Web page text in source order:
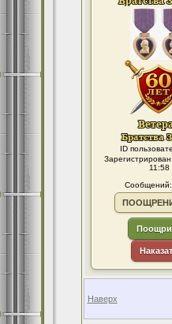
ID
11:58
Наверх